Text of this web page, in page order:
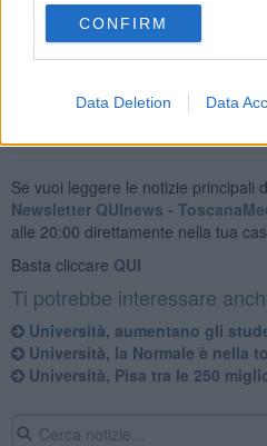
CONFIRM
Data Deletion Data
evidenza quello della Fisica che
e la quarta in Italia.
Se vuoi leggere le notizie principali
Newsletter QUInews -
alle 20:00 direttamente nella tua
Basta cliccare QUI
Ti potrebbe interessare
Università, aumentano gli
Università, la Normale è nella
Università, Pisa tra le 250